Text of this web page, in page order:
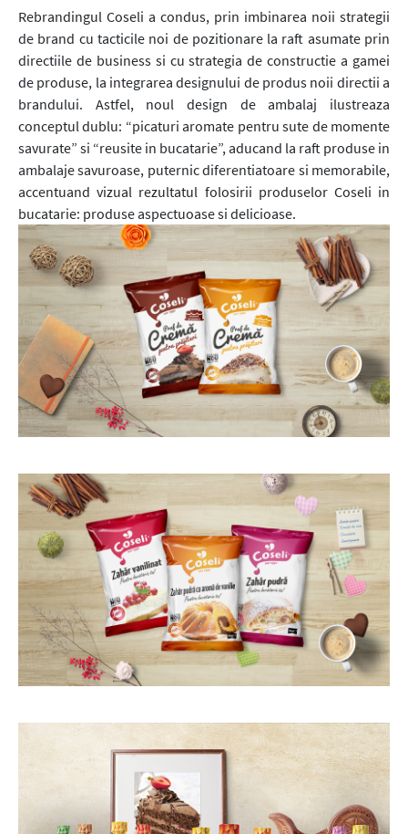
Rebrandingul Coseli a condus, prin imbinarea noii strategii
de brand cu tacticile noi de pozitionare la raft asumate prin
directiile de business si cu strategia de constructie a gamei
de produse, la integrarea designului de produs noii directii a
brandului. Astfel, noul design de ambalaj ilustreaza
conceptul dublu: “picaturi aromate pentru sute de momente
savurate” si “reusite in bucatarie”, aducand la raft produse in
ambalaje savuroase, puternic diferentiatoare si memorabile,
accentuand vizual rezultatul folosirii produselor Coseli in
bucatarie: produse aspectuoase si delicioase.